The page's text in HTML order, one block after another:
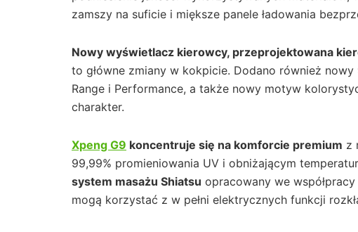
zamszy na suficie i miększe panele ładowania
Nowy wyświetlacz kierowcy, przeprojektowana
to główne zmiany w kokpicie. Dodano również
Range i Performance, a także nowy motyw
charakter.
Xpeng G9 koncentruje się na komforcie premium z
99,99% promieniowania UV i obniżającym
system masażu Shiatsu opracowany we
mogą korzystać z w pełni elektrycznych funkcji